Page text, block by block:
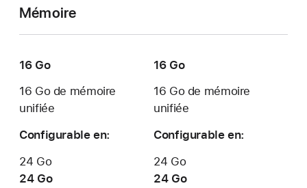
Mémoire
16 Go
16 Go de mémoire
unifiée
Configurable en:
24 Go
16 Go
16 Go de mémoire
unifiée
Configurable en:
24 Go
24 Go
24 Go